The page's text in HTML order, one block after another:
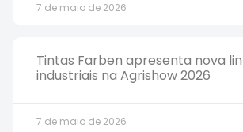
7 de maio de 2026
Tintas Farben apresenta nova
industriais na Agrishow 2026
7 de maio de 2026